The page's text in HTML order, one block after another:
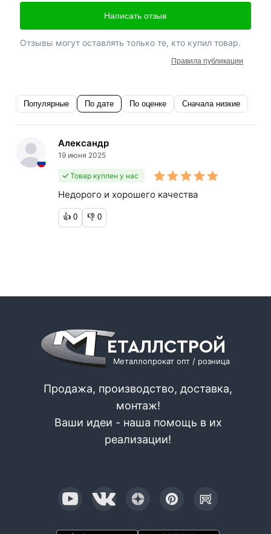
Популярные По дате По оценке Сначала низкие
Александр
19 июня 2025
Товар куплен у нас
Недорого и хорошего качества
👍 0 👎 0
Написать отзыв
Отзывы могут оставлять только те, кто купил товар.
Правила публикации
ЕТАЛЛСТРОЙ
Металлопрокат опт / розница
Продажа, производство, доставка,
монтаж!
Ваши идеи - наша помощь в их
реализации!